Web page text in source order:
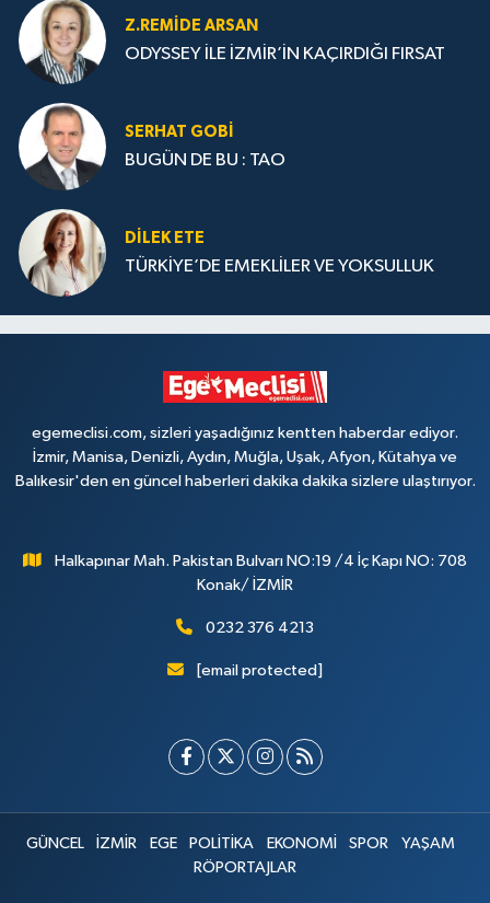
Z.REMIDE ARSAN
ODYSSEY İLE İZMİR’İN KAÇIRDIĞI FIRSAT
SERHAT GOBİ
BUGÜN DE BU : TAO
DILEK ETE
TÜRKİYE’DE EMEKLİLER VE YOKSULLUK
egemeclisi.com, sizleri yaşadığınız kentten haberdar ediyor.
İzmir, Manisa, Denizli, Aydın, Muğla, Uşak, Afyon, Kütahya ve
Balıkesir'den en güncel haberleri dakika dakika sizlere ulaştırıyor.
Halkapınar Mah. Pakistan Bulvarı NO:19 /4 İç Kapı NO: 708
Konak/ İZMİR
0232 376 4213
[email protected]
GÜNCEL İZMİR EGE POLİTİKA EKONOMİ SPOR
YAŞAM
RÖPORTAJLAR